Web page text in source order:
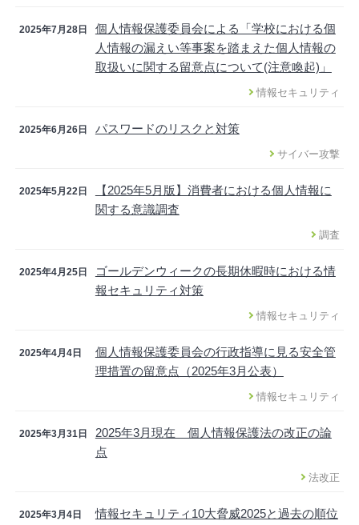
2025年7月28日
個人情報保護委員会による「学校における個
人情報の漏えい等事案を踏まえた個人情報の
取扱いに関する留意点について(注意喚起)」
情報セキュリティ
2025年6月26日 パスワードのリスクと対策
サイバー攻撃
2025年5月22日
【2025年5月版】消費者における個人情報に
関する意識調査
調査
2025年4月25日
ゴールデンウィークの長期休暇時における情
報セキュリティ対策
情報セキュリティ
2025年4月4日
個人情報保護委員会の行政指導に見る安全管
理措置の留意点（2025年3月公表）
情報セキュリティ
2025年3月31日
2025年3月現在 個人情報保護法の改正の論
点
法改正
2025年3月4日
情報セキュリティ10大脅威2025と過去の順位